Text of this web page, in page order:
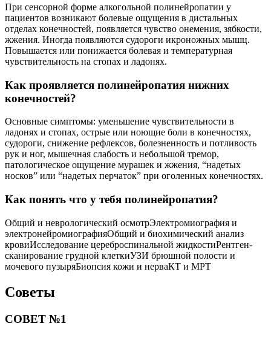
При сенсорной форме алкогольной полинейропатии у
пациентов возникают болевые ощущения в дистальных
отделах конечностей, появляется чувство онемения, зябкости,
жжения. Иногда появляются судороги икроножных мышц.
Повышается или понижается болевая и температурная
чувствительность на стопах и ладонях.
Как проявляется полинейропатия нижних
конечностей?
Основные симптомы: уменьшение чувствительности в
ладонях и стопах, острые или ноющие боли в конечностях,
судороги, снижение рефлексов, болезненность и потливость
рук и ног, мышечная слабость и небольшой тремор,
патологическое ощущение мурашек и жжения, “надетых
носков” или “надетых перчаток” при оголенных конечностях.
Как понять что у тебя полинейропатия?
Общий и неврологический осмотрЭлектромиография и
электронейромиографияОбщий и биохимический анализ
кровиИсследование цереброспинальной жидкостиРентген-
сканирование грудной клеткиУЗИ брюшной полости и
мочевого пузыряБиопсия кожи и нерваКТ и МРТ
Советы
СОВЕТ №1